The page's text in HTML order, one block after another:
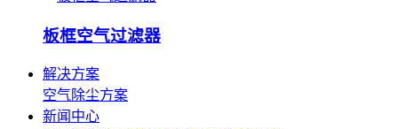
板框空气过滤器
解决方案
空气除尘方案
新闻中心